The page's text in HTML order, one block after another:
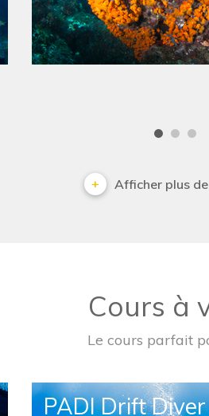
Afficher plus
Cours à
Le cours parfait
PADI Drift